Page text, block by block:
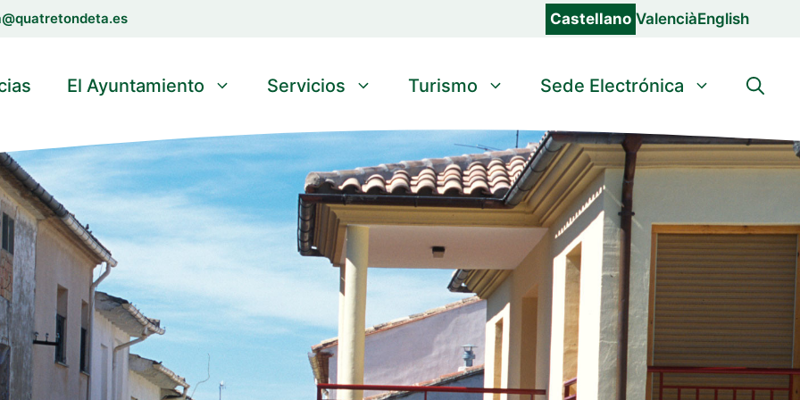
Castellano ValenciàEnglish
El Ayuntamiento Servicios Turismo Sede Electrónica